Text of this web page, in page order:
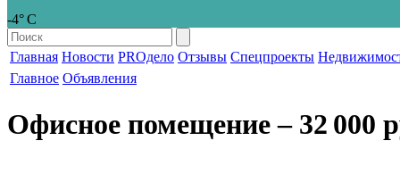
-4° С
Главная Новости PROдело Отзывы Спецпроекты
Главное Объявления
Офисное помещение‒ 32 000